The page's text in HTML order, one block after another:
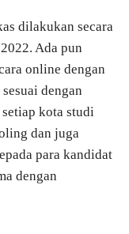
dilakukan secara
Ada pun
online dengan
dengan
kota studi
dan juga
para kandidat
dengan